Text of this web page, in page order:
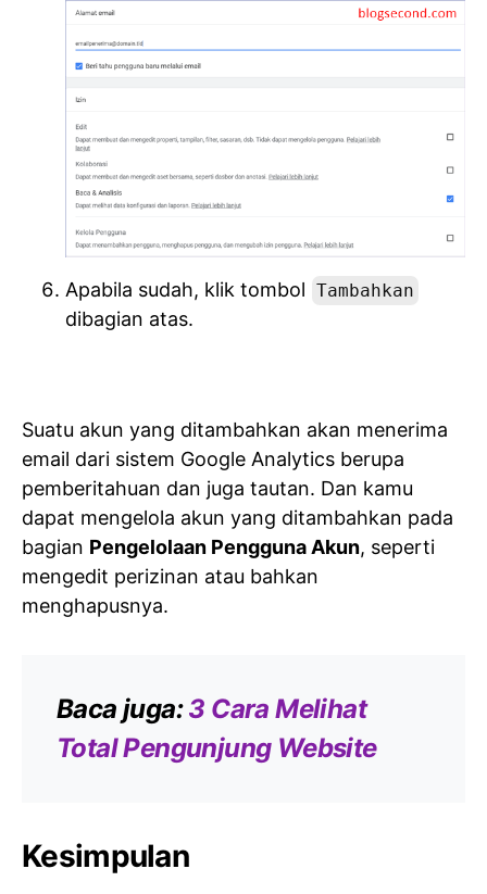
Apabila sudah, klik tombol Tambahkan
dibagian atas.
Suatu akun yang ditambahkan akan menerima
email dari sistem Google Analytics berupa
pemberitahuan dan juga tautan. Dan kamu
dapat mengelola akun yang ditambahkan pada
bagian Pengelolaan Pengguna Akun, seperti
mengedit perizinan atau bahkan
menghapusnya.
Baca juga:3 Cara Melihat
Total Pengunjung Website
Kesimpulan